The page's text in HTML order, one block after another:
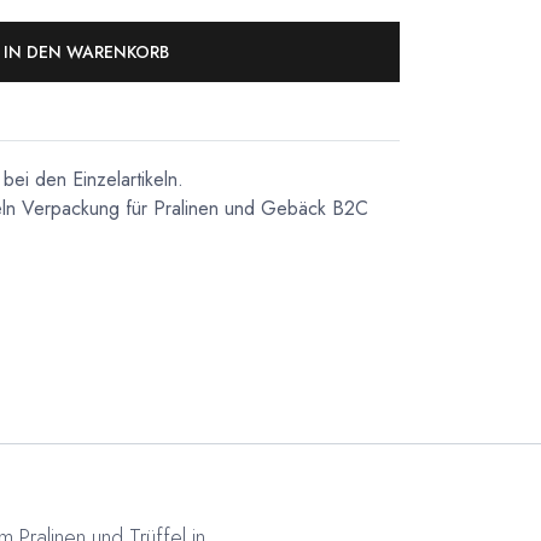
IN DEN WARENKORB
den Einzelartikeln.
Verpackung für Pralinen und Gebäck B2C